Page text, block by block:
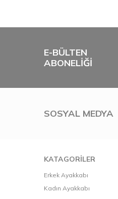
E-BÜLTEN
ABONELIĞI
SOSYAL MEDYA
KATAGORİLER
Erkek Ayakkabı
Kadın Ayakkabı